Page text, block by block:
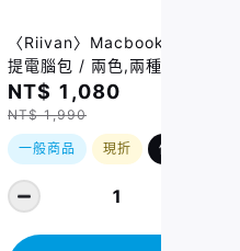
〈Riivan〉Macbook 防震手
提電腦包 / 兩色,兩種規格
NT$ 1,080
NT$ 1,990
一般商品 現折 優惠加購
1